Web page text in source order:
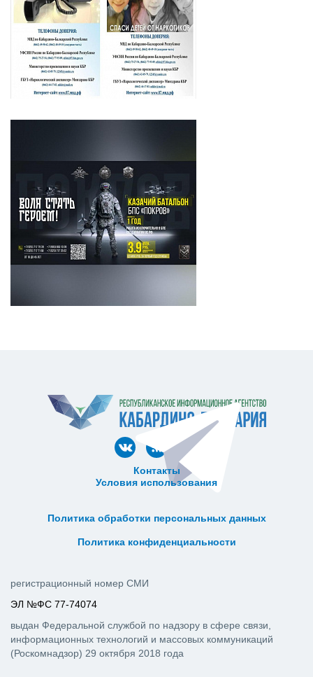
Контакты
Условия использования
Политика обработки персональных данных
Политика конфиденциальности
регистрационный номер СМИ
ЭЛ №ФС 77-74074
выдан Федеральной службой по надзору в сфере связи,
информационных технологий и массовых коммуникаций
(Роскомнадзор) 29 октября 2018 года